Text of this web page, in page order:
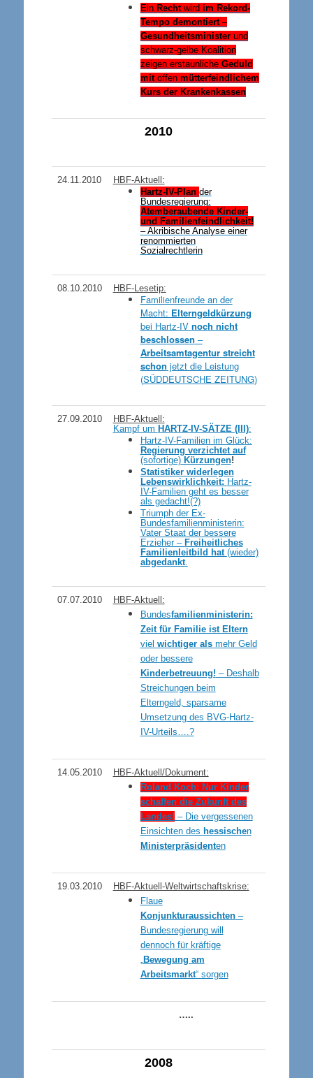
Ein Recht wird im Rekord-
Tempo demontiert–
Gesundheitsministerund
schwarz-gelbe Koalition
zeigen erstaunliche Geduld
mitoffen mütterfeindlichem
Kurs der Krankenkassen
2010
24.11.2010
HBF-Aktuell:
Hartz-IV-Plan der
Bundesregierung:
Atemberaubende Kinder-
und Familienfeindlichkeit!
– Akribische Analyse einer
renommierten
Sozialrechtlerin
08.10.2010 HBF-Lesetip:
Familienfreunde an der
Macht: Elterngeldkürzung
bei Hartz-IV noch nicht
beschlossen –
Arbeitsamtagentur streicht
schon jetzt die Leistung
(SÜDDEUTSCHE ZEITUNG)
27.09.2010
HBF-Aktuell:
Kampf um HARTZ-IV-SÄTZE (III):
Hartz-IV-Familien im Glück:
Regierung verzichtet auf
(sofortige)Kürzungen!
Statistiker widerlegen
Lebenswirklichkeit: Hartz-
IV-Familien geht es besser
als gedacht!(?)
Triumph der Ex-
Bundesfamilienministerin:
Vater Staat der bessere
Erzieher – Freiheitliches
Familienleitbild hat (wieder)
abgedankt.
07.07.2010
HBF-Aktuell:
Bundesfamilienministerin:
Zeit für Familie ist Eltern
viel wichtiger als mehr Geld
oder bessere
Kinderbetreuung! – Deshalb
Streichungen beim
Elterngeld, sparsame
Umsetzung des BVG-Hartz-
IV-Urteils….?
14.05.2010
HBF-Aktuell/Dokument:
Roland Koch: Nur Kinder
schaffen die Zukunft des
Landes! – Die vergessenen
Einsichten des hessischen
Ministerpräsidenten
19.03.2010
HBF-Aktuell-Weltwirtschaftskrise:
Flaue
Konjunkturaussichten–
Bundesregierung will
dennoch für kräftige
„Bewegung am
Arbeitsmarkt“ sorgen
…..
2008